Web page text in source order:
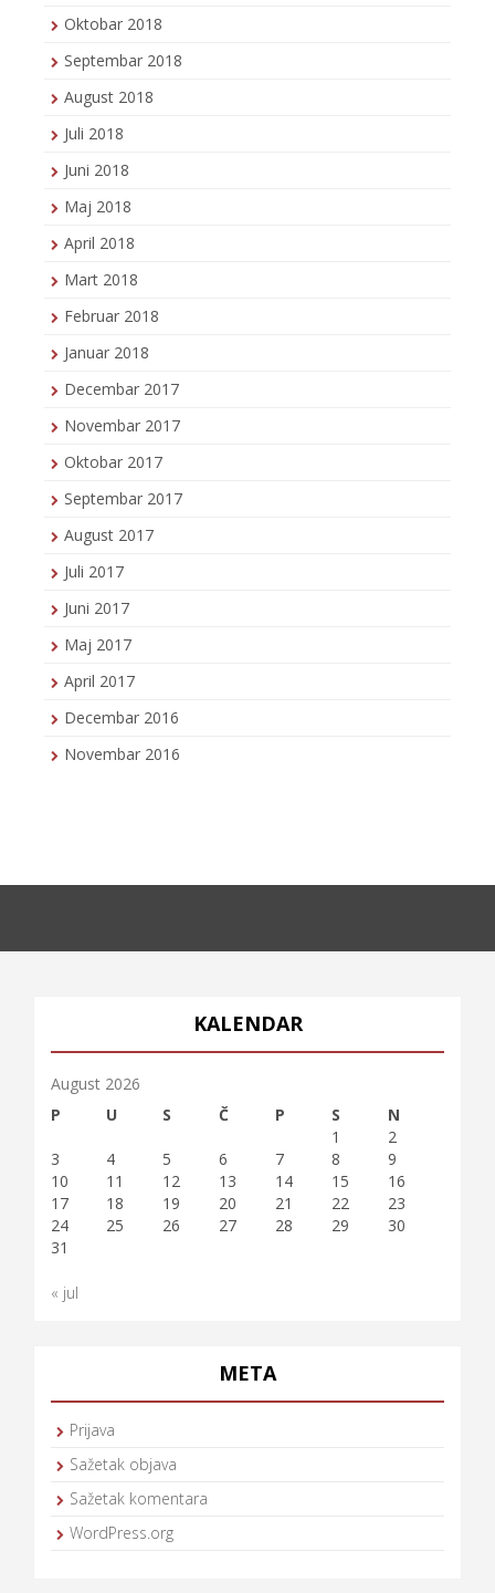
Oktobar 2018
Septembar 2018
August 2018
Juli 2018
Juni 2018
Maj 2018
April 2018
Mart 2018
Februar 2018
Januar 2018
Decembar 2017
Novembar 2017
Oktobar 2017
Septembar 2017
August 2017
Juli 2017
Juni 2017
Maj 2017
April 2017
Decembar 2016
Novembar 2016
KALENDAR
August 2026
P
U S Č P S
N
1
2
3
4 5 6 7 8
9
10
11 12 13 14 15
16
17
18 19 20 21 22
23
24
25 26 27 28 29
30
31
« jul
META
Prijava
Sažetak objava
Sažetak komentara
WordPress.org